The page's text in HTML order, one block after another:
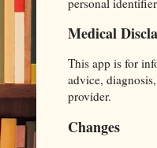
Medical
This app is for
advice,
provider.
Changes